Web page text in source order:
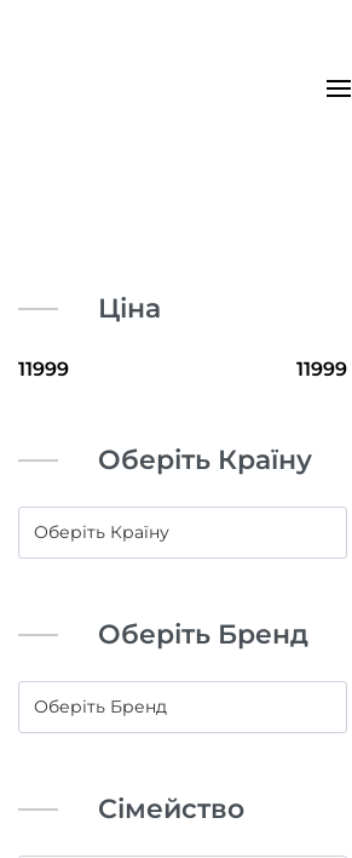
Ціна
Оберіть Країну
Оберіть Бренд
Сімейство